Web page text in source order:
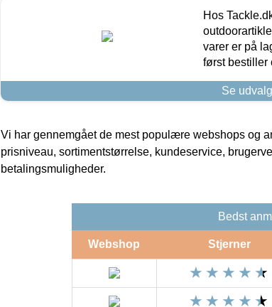
Hos
varer er på
først bestiller
Se
Vi har gennemgået de mest populære webshops og
prisniveau, sortimentstørrelse, kundeservice,
betalingsmuligheder.
Bedst
Webshop Stjerner